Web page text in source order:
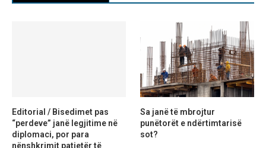
Editorial / Bisedimet pas
“perdeve” janë legjitime në
diplomaci, por para
nënshkrimit patjetër të
Sa janë të mbrojtur
punëtorët e ndërtimtarisë
sot?